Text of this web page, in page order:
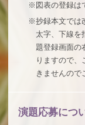
※ 図表の登録は
※抄録本文では
太字、下線を
題登録画面の
りますので、
きませんので
演題応募につ